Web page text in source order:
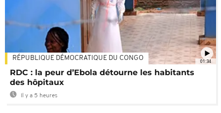
01:34
RÉPUBLIQUE DÉMOCRATIQUE DU CONGO
RDC : la peur d’Ebola détourne les habitants
des hôpitaux
Il y a 5 heures